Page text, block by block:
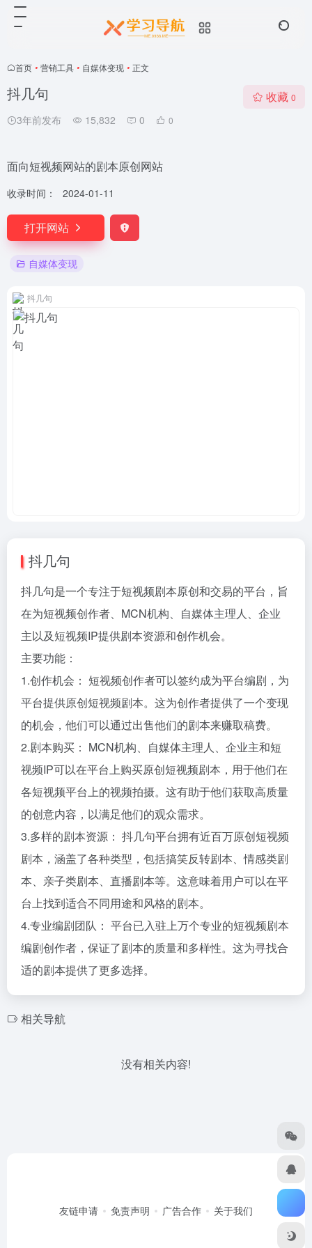
首页 • 营销工具 • 自媒体变现 • 正文
抖几句
3年前发布 15,832 0 0
收藏 0
面向短视频网站的剧本原创网站
收录时间： 2024-01-11
打开网站
自媒体变现
抖几句
抖几句
抖几句是一个专注于短视频剧本原创和交易的平台，旨
在为短视频创作者、MCN机构、自媒体主理人、企业
主以及短视频IP提供剧本资源和创作机会。
主要功能：
1.创作机会： 短视频创作者可以签约成为平台编剧，为
平台提供原创短视频剧本。这为创作者提供了一个变现
的机会，他们可以通过出售他们的剧本来赚取稿费。
2.剧本购买： MCN机构、自媒体主理人、企业主和短
视频IP可以在平台上购买原创短视频剧本，用于他们在
各短视频平台上的视频拍摄。这有助于他们获取高质量
的创意内容，以满足他们的观众需求。
3.多样的剧本资源： 抖几句平台拥有近百万原创短视频
剧本，涵盖了各种类型，包括搞笑反转剧本、情感类剧
本、亲子类剧本、直播剧本等。这意味着用户可以在平
台上找到适合不同用途和风格的剧本。
4.专业编剧团队： 平台已入驻上万个专业的短视频剧本
编剧创作者，保证了剧本的质量和多样性。这为寻找合
适的剧本提供了更多选择。
相关导航
没有相关内容!
友链申请 免责声明 广告合作 关于我们